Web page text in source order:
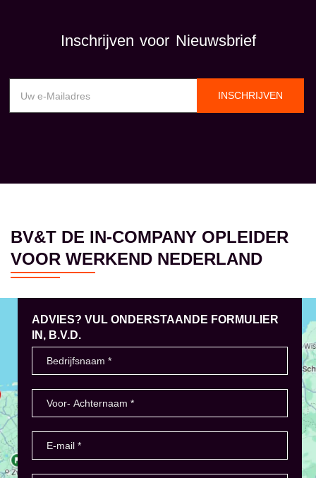
Inschrijven voor Nieuwsbrief
INSCHRIJVEN
BV&T DE IN-COMPANY OPLEIDER
VOOR WERKEND NEDERLAND
ADVIES? VUL ONDERSTAANDE FORMULIER
IN, B.V.D.